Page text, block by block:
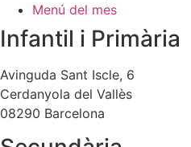
Menú del mes
Infantil i Primària
Avinguda Sant Iscle, 6
Cerdanyola del Vallès
08290 Barcelona